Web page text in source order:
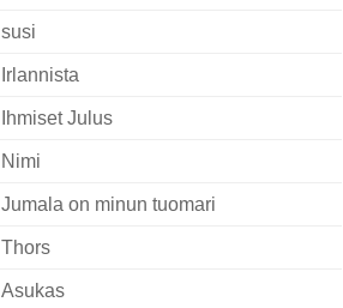
susi
Irlannista
Ihmiset Julus
Nimi
Jumala on minun tuomari
Thors
Asukas